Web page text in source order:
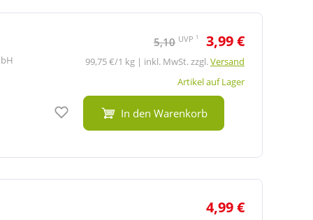
5,10 UVP 1 3,99 €
99,75 €/1 kg | inkl. MwSt. zzgl.Versand
Artikel auf Lager
Auf den Merkzettel
In den Warenkorb
4,99 €